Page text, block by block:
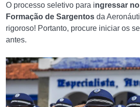
O processo seletivo para ingressar
Formação de Sargentos da
rigoroso! Portanto, procure iniciar os
antes.